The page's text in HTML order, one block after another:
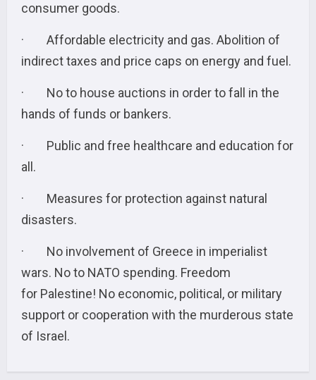
consumer goods.
· Affordable electricity and gas. Abolition of
indirect taxes and price caps on energy and fuel.
· No to house auctions in order to fall in the
hands of funds or bankers.
· Public and free healthcare and education for
all.
· Measures for protection against natural
disasters.
· No involvement of Greece in imperialist
wars. No to NATO spending. Freedom
for Palestine! No economic, political, or military
support or cooperation with the murderous state
of Israel.